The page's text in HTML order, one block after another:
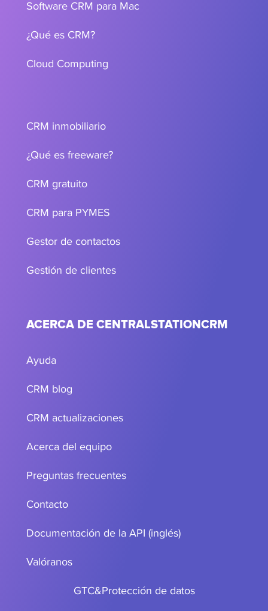
Software CRM para Mac
¿Qué es CRM?
Cloud Computing
CRM inmobiliario
¿Qué es freeware?
CRM gratuito
CRM para PYMES
Gestor de contactos
Gestión de clientes
ACERCA DE CENTRALSTATIONCRM
Ayuda
CRM blog
CRM actualizaciones
Acerca del equipo
Preguntas frecuentes
Contacto
Documentación de la API (inglés)
Valóranos
GTC&Protección de datos